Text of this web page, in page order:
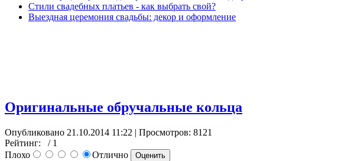
Стили свадебных платьев - как выбрать свой?
Выездная церемония свадьбы: декор и оформление
Оригинальные обручальные кольца
Опубликовано 21.10.2014 11:22 | Просмотров: 8121
Рейтинг:
/ 1
Плохо
Отлично